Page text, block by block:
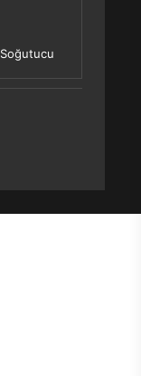
Soğutucu